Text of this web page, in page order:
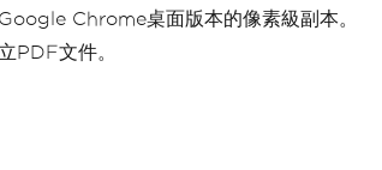
Chrome桌面版本的像素級副本。
PDF文件。